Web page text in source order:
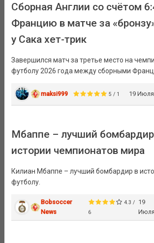
Сборная Англии со счётом
Францию в матче за
у Сака хет-трик
Завершился матч за третье место на
футболу 2026 года между сборными
maksi999 5 / 1 19 Июля
Мбаппе – лучший
истории чемпионатов мира
Килиан Мбаппе – лучший бомбардир в
футболу.
Bobsoccer
News
4.3 /
6
19
Июля